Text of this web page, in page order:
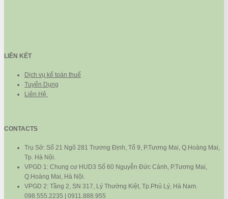
LIÊN KẾT
Dịch vụ kế toán thuế
Tuyển Dụng
Liên Hệ
CONTACTS
Trụ Sở: Số 21 Ngõ 281 Trương Định, Tổ 9, P.Tương Mai, Q.Hoàng Mai,
Tp. Hà Nội.
VPGD 1: Chung cư HUD3 Số 60 Nguyễn Đức Cảnh, P.Tương Mai,
Q.Hoàng Mai, Hà Nội.
VPGD 2: Tầng 2, SN 317, Lý Thường Kiệt, Tp.Phủ Lý, Hà Nam.
098.555.2235 | 0911.888.955